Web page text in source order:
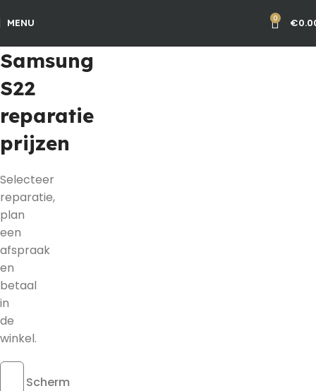
MENU 0 €
Samsung
S22
reparatie
prijzen
Selecteer
reparatie,
plan
een
afspraak
en
betaal
in
de
winkel.
Scherm